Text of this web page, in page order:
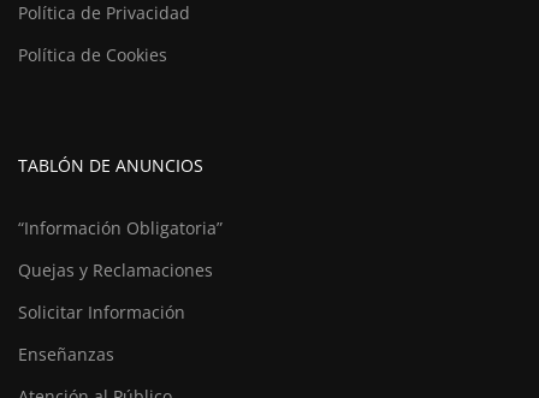
Política de Privacidad
Política de Cookies
TABLÓN DE ANUNCIOS
“Información Obligatoria”
Quejas y Reclamaciones
Solicitar Información
Enseñanzas